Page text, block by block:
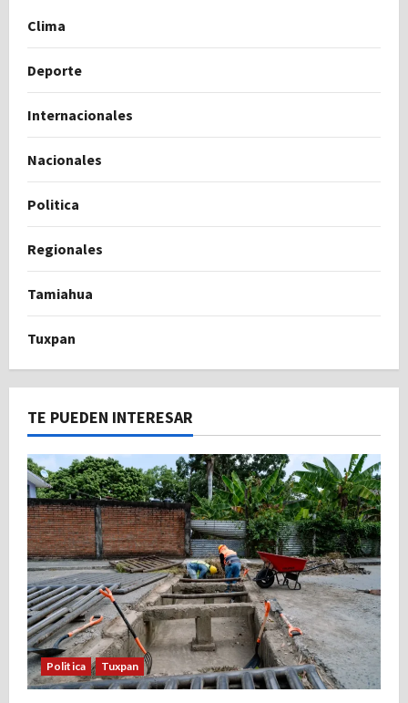
Clima
Deporte
Internacionales
Nacionales
Politica
Regionales
Tamiahua
Tuxpan
TE PUEDEN INTERESAR
Politica Tuxpan